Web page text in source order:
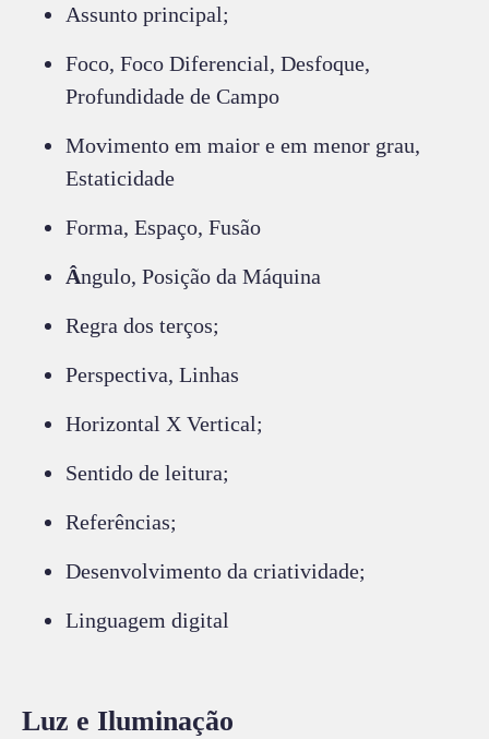
Assunto principal;
Foco, Foco Diferencial, Desfoque,
Profundidade de Campo
Movimento em maior e em menor grau,
Estaticidade
Forma, Espaço, Fusão
Ângulo, Posição da Máquina
Regra dos terços;
Perspectiva, Linhas
Horizontal X Vertical;
Sentido de leitura;
Referências;
Desenvolvimento da criatividade;
Linguagem digital
Luz e Iluminação